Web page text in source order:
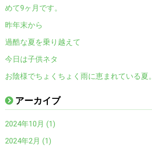
めて9ヶ月です。
昨年末から
過酷な夏を乗り越えて
今日は子供ネタ
お陰様でちょくちょく雨に恵まれている夏。
アーカイブ
2024年10月 (1)
2024年2月 (1)